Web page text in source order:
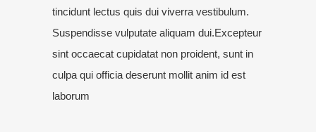
tincidunt lectus quis dui viverra vestibulum.
Suspendisse vulputate aliquam dui.Excepteur
sint occaecat cupidatat non proident, sunt in
culpa qui officia deserunt mollit anim id est
laborum